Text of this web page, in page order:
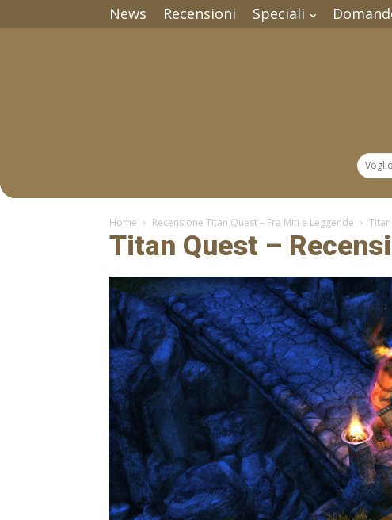
News Recensioni Speciali
Home Recensione Titan Quest – Fra Miti e Leggende
Titan Quest –